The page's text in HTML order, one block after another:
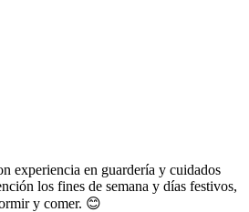
experiencia en guardería y cuidados
los fines de semana y días festivos,
y comer. 😊